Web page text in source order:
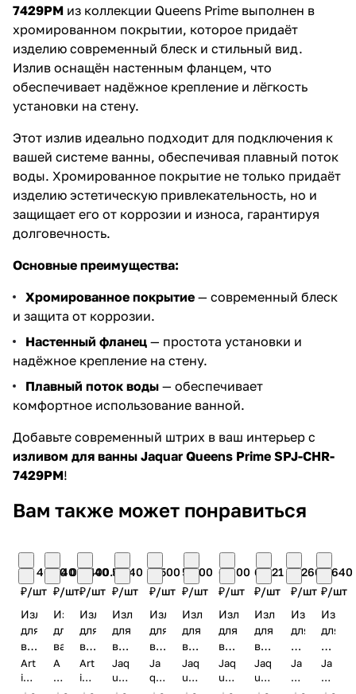
7429PM из коллекции Queens Prime выполнен в
хромированном покрытии, которое придаёт
изделию современный блеск и стильный вид.
Излив оснащён настенным фланцем, что
обеспечивает надёжное крепление и лёгкость
установки на стену.
Этот излив идеально подходит для подключения к
вашей системе ванны, обеспечивая плавный поток
воды. Хромированное покрытие не только придаёт
изделию эстетическую привлекательность, но и
защищает его от коррозии и износа, гарантируя
долговечность.
Основные преимущества:
Хромированное покрытие — современный блеск
и защита от коррозии.
Настенный фланец — простота установки и
надёжное крепление на стену.
Плавный поток воды — обеспечивает
комфортное использование ванной.
Добавьте современный штрих в ваш интерьер с
изливом для ванны Jaquar Queens Prime SPJ-CHR-
7429PM!
Вам также может понравиться
22 400.40
₽/шт
Излив
для
ванны
с
дивертором
Art
ize
20 000.40
₽/шт
Излив
для
ванны
Artize
Tiaara
A
rt
7 400.40
₽/шт
Излив
для
ванны
с
дивертором
Art
ize
5 940
₽/шт
Излив
для
ванны
Jaquar
Ornamix
Jaq
uar
6 500
₽/шт
Излив
для
ванны
с
дивертором
Ja
qu
5 400
₽/шт
Излив
для
ванны
с
дивертором
Jaq
uar
6 000
₽/шт
Излив
для
ванны
Jaquar
Opal
Jaq
uar
6 821
₽/шт
Излив
для
ванны
Jaquar
Opal
Jaq
uar
4 260
₽/шт
Излив
для
ванны
Jaquar
Opal
Ja
qu
4 640
₽/шт
Излив
для
ванны
Kubix
Ja
qu